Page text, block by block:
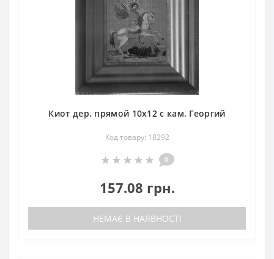
Киот дер. прямой 10х12 с кам. Георгий
Код товару: 18292
0
157.08 грн.
НЕМАЄ В НАЯВНОСТІ